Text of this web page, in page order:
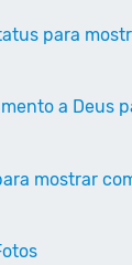
para
a Deus
mostrar